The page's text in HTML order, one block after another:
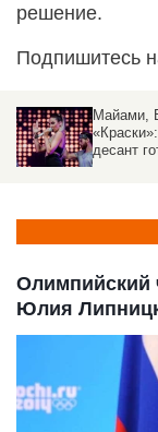
решение.
Подпишитесь
Майами,
десант
Олимпийский
Юлия